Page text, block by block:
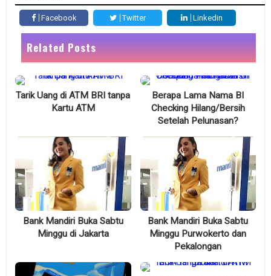
Facebook Twitter Linkedin
Related Posts
Tarik Uang di ATM BRI tanpa
Kartu ATM
Berapa Lama Nama BI
Checking Hilang/Bersih
Setelah Pelunasan?
Bank Mandiri Buka Sabtu
Minggu di Jakarta
Bank Mandiri Buka Sabtu
Minggu Purwokerto dan
Pekalongan